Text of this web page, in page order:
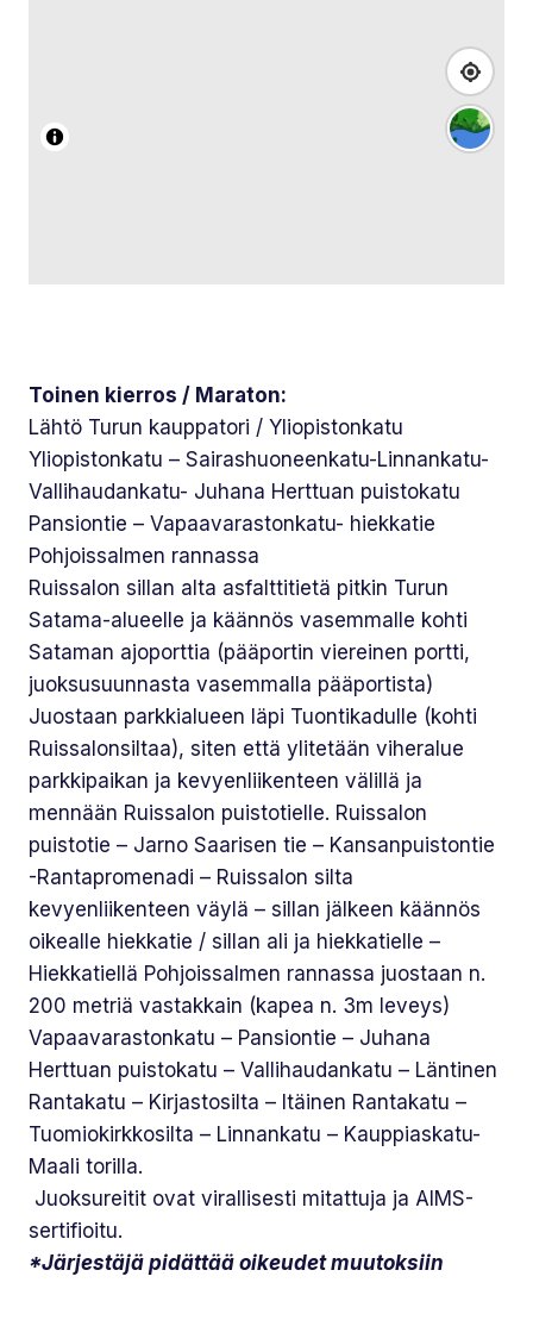
Toinen kierros / Maraton:
Lähtö Turun kauppatori / Yliopistonkatu
Yliopistonkatu – Sairashuoneenkatu-Linnankatu-
Vallihaudankatu- Juhana Herttuan puistokatu
Pansiontie – Vapaavarastonkatu- hiekkatie
Pohjoissalmen rannassa
Ruissalon sillan alta asfalttitietä pitkin Turun
Satama-alueelle ja käännös vasemmalle kohti
Sataman ajoporttia (pääportin viereinen portti,
juoksusuunnasta vasemmalla pääportista)
Juostaan parkkialueen läpi Tuontikadulle (kohti
Ruissalonsiltaa), siten että ylitetään viheralue
parkkipaikan ja kevyenliikenteen välillä ja
mennään Ruissalon puistotielle. Ruissalon
puistotie – Jarno Saarisen tie – Kansanpuistontie
-Rantapromenadi – Ruissalon silta
kevyenliikenteen väylä – sillan jälkeen käännös
oikealle hiekkatie / sillan ali ja hiekkatielle –
Hiekkatiellä Pohjoissalmen rannassa juostaan n.
200 metriä vastakkain (kapea n. 3m leveys)
Vapaavarastonkatu – Pansiontie – Juhana
Herttuan puistokatu – Vallihaudankatu – Läntinen
Rantakatu – Kirjastosilta – Itäinen Rantakatu –
Tuomiokirkkosilta – Linnankatu – Kauppiaskatu-
Maali torilla.
Juoksureitit ovat virallisesti mitattuja ja AIMS-
sertifioitu.
*Järjestäjä pidättää oikeudet muutoksiin